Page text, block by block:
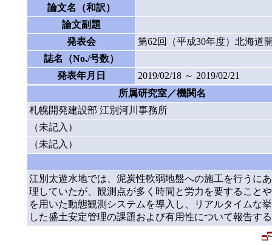
論文名（和訳）
論文副題
発表会
第62回（平成30年度）北海道
誌名（No./号数）
発表年月日
2019/02/18 ～ 2019/02/21
所属研究室／機関名
札幌開発建設部 江別河川事務所
（未記入）
（未記入）
江別太遊水地では、泥炭性軟弱地盤への施工を行うに
理していたが、観測点が多く時間と労力を要すること
を用いた動態観測システムを導入し、リアルタイムな
した盛土安定管理の課題および有用性について報告す